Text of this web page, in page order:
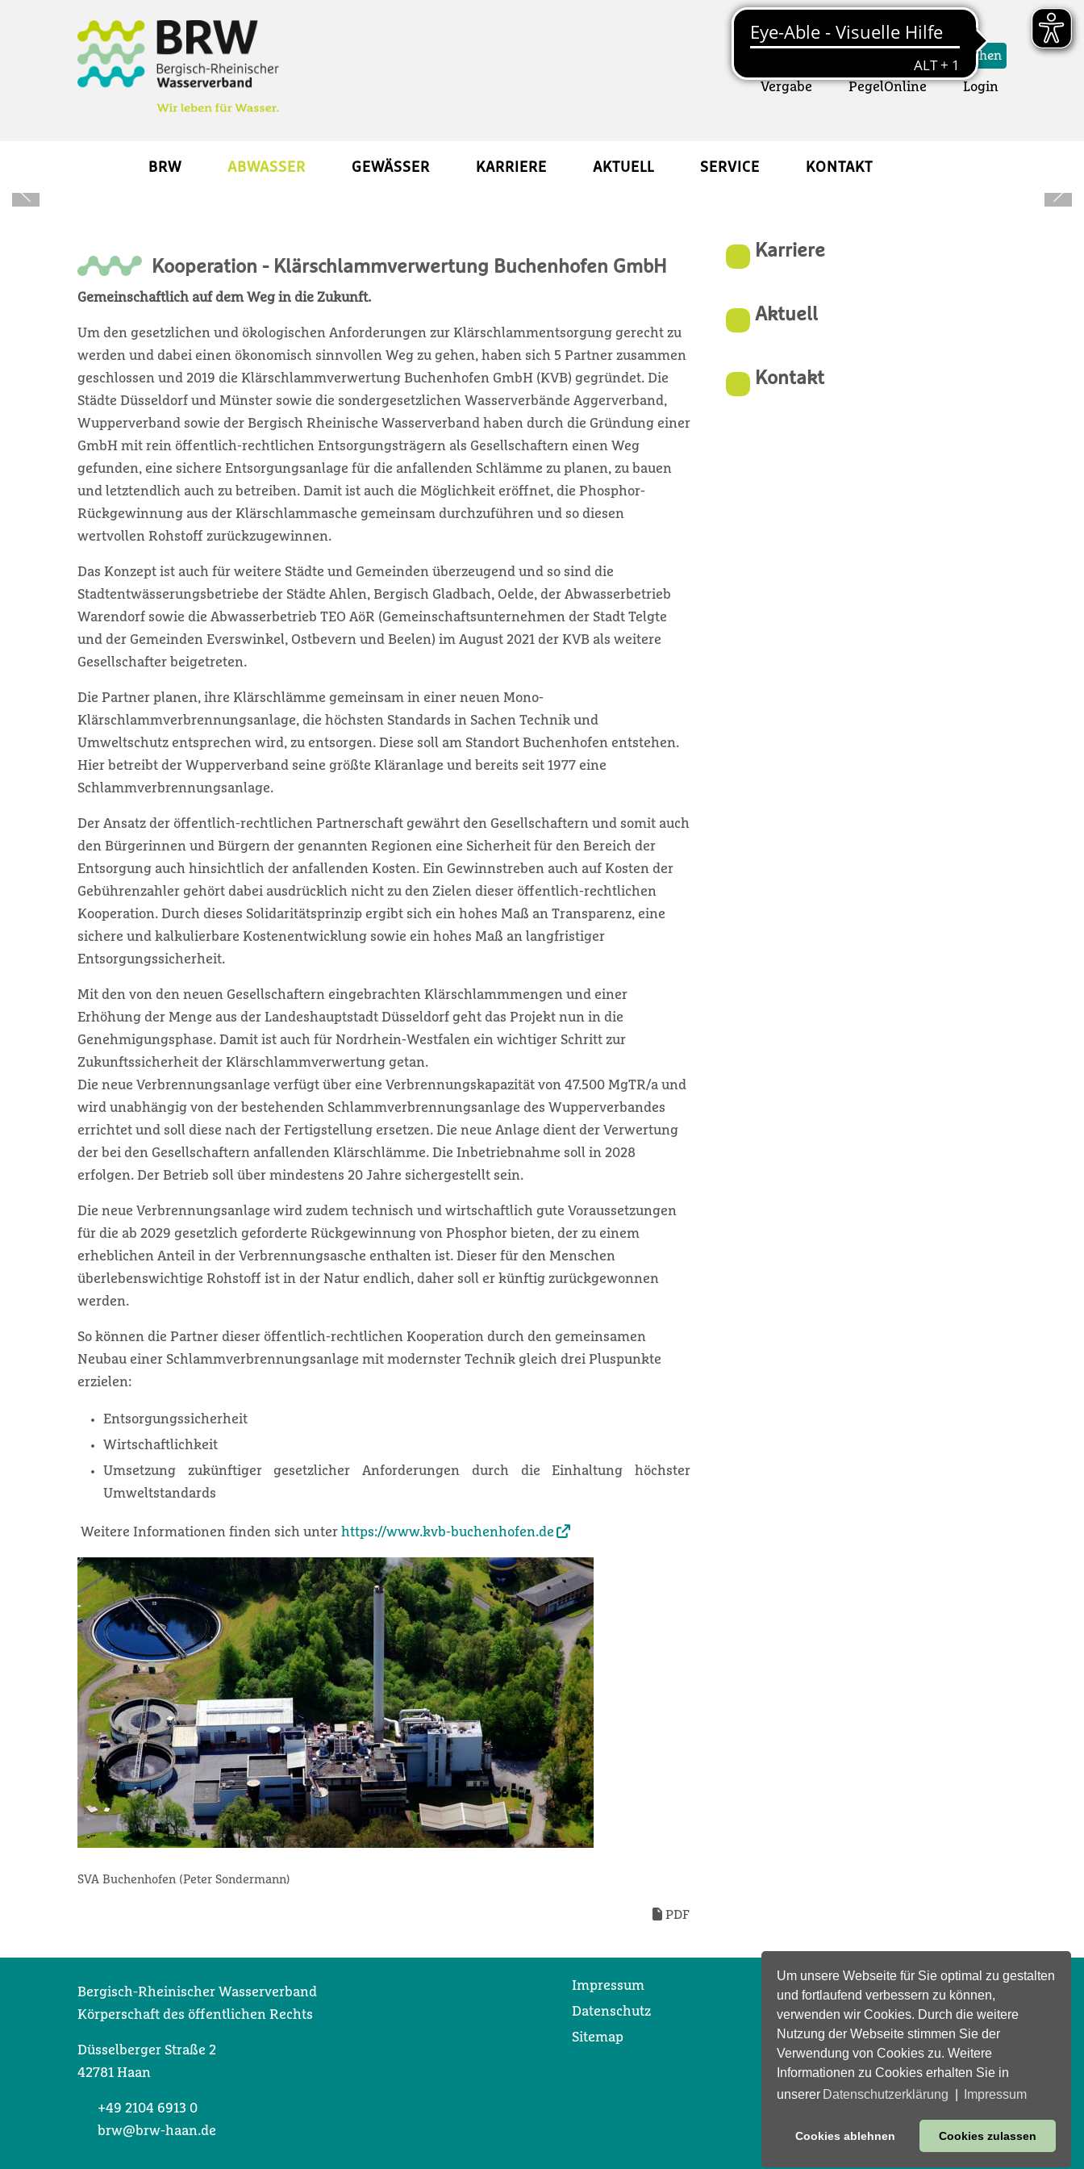
Um unsere Webseite für Sie optimal zu gestalten
und fortlaufend verbessern zu können,
verwenden wir Cookies. Durch die weitere
Nutzung der Webseite stimmen Sie der
Verwendung von Cookies zu. Weitere
Informationen zu Cookies erhalten Sie in
unserer Datenschutzerklärung Impressum
Cookies ablehnen Cookies zulassen
Suchformular
Suchen
Login
PegelOnline Öffnet ein neues
Vergabe Öffnet ein neues Fenster
BRW ABWASSER GEWÄSSER KARRIERE AKTUELL SERVICE KONTAKT
PDF
Kooperation - Klärschlammverwertung Buchenhofen GmbH
Gemeinschaftlich auf dem Weg in die Zukunft.
Um den gesetzlichen und ökologischen Anforderungen zur Klärschlammentsorgung gerecht zu
werden und dabei einen ökonomisch sinnvollen Weg zu gehen, haben sich 5 Partner zusammen
geschlossen und 2019 die Klärschlammverwertung Buchenhofen GmbH (KVB) gegründet. Die
Städte Düsseldorf und Münster sowie die sondergesetzlichen Wasserverbände Aggerverband,
Wupperverband sowie der Bergisch Rheinische Wasserverband haben durch die Gründung einer
GmbH mit rein öffentlich-rechtlichen Entsorgungsträgern als Gesellschaftern einen Weg
gefunden, eine sichere Entsorgungsanlage für die anfallenden Schlämme zu planen, zu bauen
und letztendlich auch zu betreiben. Damit ist auch die Möglichkeit eröffnet, die Phosphor-
Rückgewinnung aus der Klärschlammasche gemeinsam durchzuführen und so diesen
wertvollen Rohstoff zurückzugewinnen.
Das Konzept ist auch für weitere Städte und Gemeinden überzeugend und so sind die
Stadtentwässerungsbetriebe der Städte Ahlen, Bergisch Gladbach, Oelde, der Abwasserbetrieb
Warendorf sowie die Abwasserbetrieb TEO AöR (Gemeinschaftsunternehmen der Stadt Telgte
und der Gemeinden Everswinkel, Ostbevern und Beelen) im August 2021 der KVB als weitere
Gesellschafter beigetreten.
Die Partner planen, ihre Klärschlämme gemeinsam in einer neuen Mono-
Klärschlammverbrennungsanlage, die höchsten Standards in Sachen Technik und
Umweltschutz entsprechen wird, zu entsorgen. Diese soll am Standort Buchenhofen entstehen.
Hier betreibt der Wupperverband seine größte Kläranlage und bereits seit 1977 eine
Schlammverbrennungsanlage.
Der Ansatz der öffentlich-rechtlichen Partnerschaft gewährt den Gesellschaftern und somit auch
den Bürgerinnen und Bürgern der genannten Regionen eine Sicherheit für den Bereich der
Entsorgung auch hinsichtlich der anfallenden Kosten. Ein Gewinnstreben auch auf Kosten der
Gebührenzahler gehört dabei ausdrücklich nicht zu den Zielen dieser öffentlich-rechtlichen
Kooperation. Durch dieses Solidaritätsprinzip ergibt sich ein hohes Maß an Transparenz, eine
sichere und kalkulierbare Kostenentwicklung sowie ein hohes Maß an langfristiger
Entsorgungssicherheit.
Mit den von den neuen Gesellschaftern eingebrachten Klärschlammmengen und einer
Erhöhung der Menge aus der Landeshauptstadt Düsseldorf geht das Projekt nun in die
Genehmigungsphase. Damit ist auch für Nordrhein-Westfalen ein wichtiger Schritt zur
Zukunftssicherheit der Klärschlammverwertung getan.
Die neue Verbrennungsanlage verfügt über eine Verbrennungskapazität von 47.500 MgTR/a und
wird unabhängig von der bestehenden Schlammverbrennungsanlage des Wupperverbandes
errichtet und soll diese nach der Fertigstellung ersetzen. Die neue Anlage dient der Verwertung
der bei den Gesellschaftern anfallenden Klärschlämme. Die Inbetriebnahme soll in 2028
erfolgen. Der Betrieb soll über mindestens 20 Jahre sichergestellt sein.
Die neue Verbrennungsanlage wird zudem technisch und wirtschaftlich gute Voraussetzungen
für die ab 2029 gesetzlich geforderte Rückgewinnung von Phosphor bieten, der zu einem
erheblichen Anteil in der Verbrennungsasche enthalten ist. Dieser für den Menschen
überlebenswichtige Rohstoff ist in der Natur endlich, daher soll er künftig zurückgewonnen
werden.
So können die Partner dieser öffentlich-rechtlichen Kooperation durch den gemeinsamen
Neubau einer Schlammverbrennungsanlage mit modernster Technik gleich drei Pluspunkte
erzielen:
Entsorgungssicherheit
Wirtschaftlichkeit
Umsetzung zukünftiger gesetzlicher Anforderungen durch die Einhaltung höchster
Umweltstandards
Weitere Informationen finden sich unter https://www.kvb-buchenhofen.de
SVA Buchenhofen (Peter Sondermann)
Karriere
Aktuell
Kontakt
Bergisch-Rheinischer Wasserverband
Körperschaft des öffentlichen Rechts
Düsselberger Straße 2
42781 Haan
+49 2104 6913 0
brw@brw-haan.de
Impressum
Datenschutz
Sitemap